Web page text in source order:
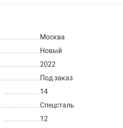
Москва
Новый
2022
Под заказ
14
Спецсталь
12